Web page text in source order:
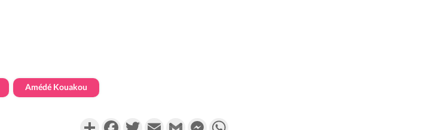
Amédé Kouakou
PartagerFacebookTwitterEmail Gmail Messenger